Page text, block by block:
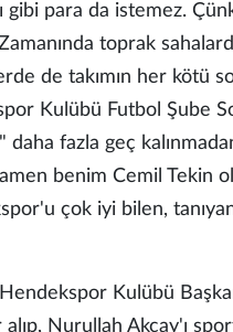
gibi para da istemez.
Zamanında toprak
de takımın her kötü
Kulübü Futbol Şube
daha fazla geç
benim Cemil Tekin
çok iyi bilen,
Kulübü
Nurullah Akçay'ı